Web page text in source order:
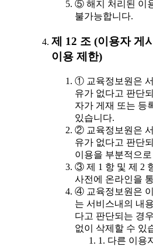
⑤ 해지 처리된 이
불가능합니다.
제 12 조 (이용자 게
이용 제한)
① 교육정보원은
유가 없다고 판단
자가 게재 또는 등
있습니다.
② 교육정보원은
유가 없다고 판단
이용을 부분적으
③ 제 1 항 및 제 2
사전에 온라인을
④ 교육정보원은
는 서비스내의 내
다고 판단되는 경
없이 삭제할 수 있
1. 다른 이용